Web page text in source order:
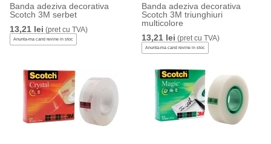
Banda adeziva decorativa
Scotch 3M serbet
13,21 lei (pret cu TVA)
Anunta-ma cand revine in stoc
Banda adeziva decorativa
Scotch 3M triunghiuri
multicolore
13,21 lei (pret cu TVA)
Anunta-ma cand revine in stoc